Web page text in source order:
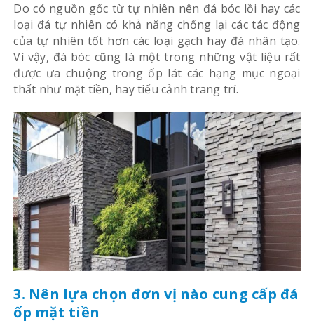
Do có nguồn gốc từ tự nhiên nên đá bóc lồi hay các
loại đá tự nhiên có khả năng chống lại các tác động
của tự nhiên tốt hơn các loại gạch hay đá nhân tạo.
Vì vậy, đá bóc cũng là một trong những vật liệu rất
được ưa chuộng trong ốp lát các hạng mục ngoại
thất như mặt tiền, hay tiểu cảnh trang trí.
3. Nên lựa chọn đơn vị nào cung cấp đá
ốp mặt tiền